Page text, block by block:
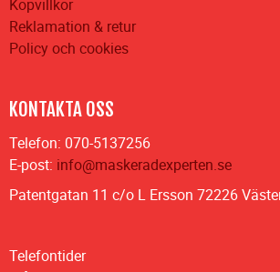
Köpvillkor
Reklamation & retur
Policy och cookies
KONTAKTA OSS
Telefon: 070-5137256
E-post: info@maskeradexperten.se
Patentgatan 11 c/o L Ersson 72226
Telefontider